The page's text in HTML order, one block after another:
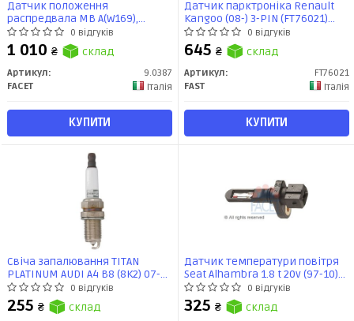
Датчик положення
распредвала MB A(W169),
B(W245),C(W203/W204) 1.5-6.2 02-
(9.0387) Facet
0 відгуків
1 010 ₴ склад
Артикул:
9.0387
FACET
Італія
КУПИТИ
Датчик парктронікa Renault
Kangoo (08-) 3-PIN (FT76021)
Fast
0 відгуків
645 ₴ склад
Артикул:
FT76021
FAST
Італія
КУПИТИ
Свіча запалювання TITAN
PLATINUM AUDI A4 B8 (8K2) 07-
15, A4 B8 Avant (8K5) 07-15
(CET11P) CHAMPION
0 відгуків
255 ₴ склад
Датчик температури повітря
Seat Alhambra 1.8 t 20v (97-10)
(10.4001) Facet0 відгуків
325 ₴ склад